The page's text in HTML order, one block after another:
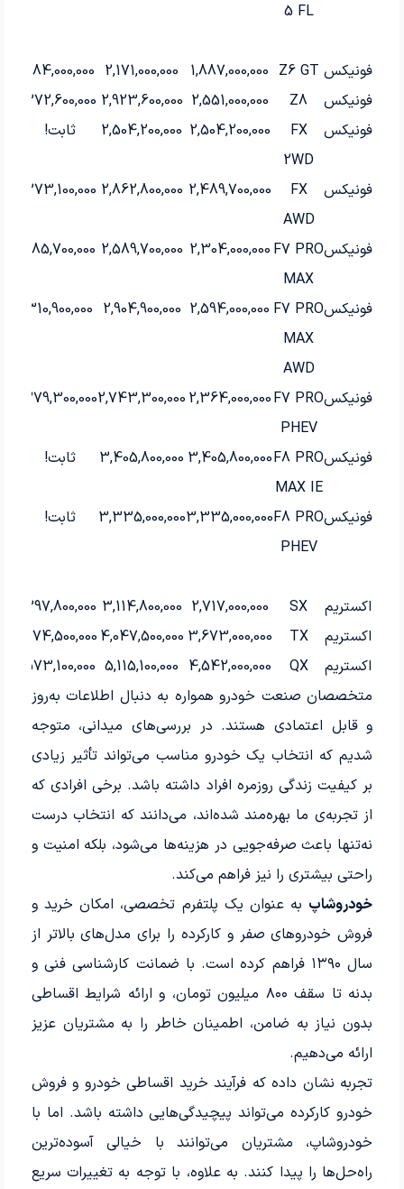
5 FL
فونیکس Z6 GT
1,887,000,000
2,171,000,000
284,000,000
فونیکس
Z8
2,551,000,000
2,923,600,000
372,600,000
فونیکس
FX
2WD
2,504,200,000
2,504,200,000 ثابت!
فونیکس
FX
AWD
2,489,700,000
2,862,800,000
373,100,000
فونیکسF7 PRO
MAX
2,304,000,000
2,589,700,000
285,700,000
فونیکسF7 PRO
MAX
AWD
2,594,000,000
2,904,900,000
310,900,000
فونیکسF7 PRO
PHEV
2,364,000,000
2,743,300,000
379,300,000
فونیکسF8 PRO
MAX IE
3,405,800,000
3,405,800,000 ثابت!
فونیکسF8 PRO
PHEV
3,335,000,000
3,335,000,000 ثابت!
اکستریم SX
2,717,000,000
3,114,800,000
397,800,000
اکستریم
TX
3,673,000,000
4,047,500,000
374,500,000
اکستریم
QX
4,542,000,000
5,115,100,000
573,100,000
متخصصان صنعت خودرو همواره به دنبال اطلاعات به‌روز
و قابل اعتمادی هستند. در بررسی‌های میدانی، متوجه
شدیم که انتخاب یک خودرو مناسب می‌تواند تأثیر زیادی
بر کیفیت زندگی روزمره افراد داشته باشد. برخی افرادی که
از تجربه‌ی ما بهره‌مند شده‌اند، می‌دانند که انتخاب درست
نه‌تنها باعث صرفه‌جویی در هزینه‌ها می‌شود، بلکه امنیت و
راحتی بیشتری را نیز فراهم می‌کند.
خودروشاپ به عنوان یک پلتفرم تخصصی، امکان خرید و
فروش خودروهای صفر و کارکرده را برای مدل‌های بالاتر از
سال ۱۳۹۰ فراهم کرده است. با ضمانت کارشناسی فنی و
بدنه تا سقف ۸۰۰ میلیون تومان، و ارائه شرایط اقساطی
بدون نیاز به ضامن، اطمینان خاطر را به مشتریان عزیز
ارائه می‌دهیم.
تجربه نشان داده که فرآیند خرید اقساطی خودرو و فروش
خودرو کارکرده می‌تواند پیچیدگی‌هایی داشته باشد. اما با
خودروشاپ، مشتریان می‌توانند با خیالی آسوده‌ترین
راه‌حل‌ها را پیدا کنند. به علاوه، با توجه به تغییرات سریع